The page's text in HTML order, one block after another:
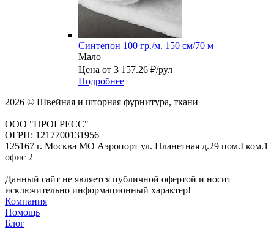
Синтепон 100 гр./м. 150 см/70 м
Мало
Цена от 3 157.26 ₽/рул
Подробнее
2026 © Швейная и шторная фурнитура, ткани
ООО "ПРОГРЕСС"
ОГРН: 1217700131956
125167 г. Москва МО Аэропорт ул. Планетная д.29 пом.I ком.1
офис 2
Данный сайт не является публичной офертой и носит
исключительно информационный характер!
Компания
Помощь
Блог